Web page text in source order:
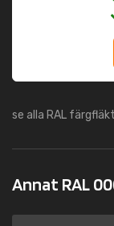
se alla RAL
Annat RAL